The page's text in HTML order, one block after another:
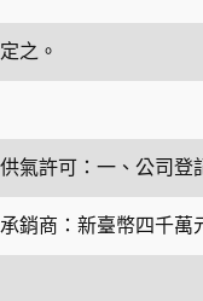
之。
許可：一、公司
商：新臺幣四千